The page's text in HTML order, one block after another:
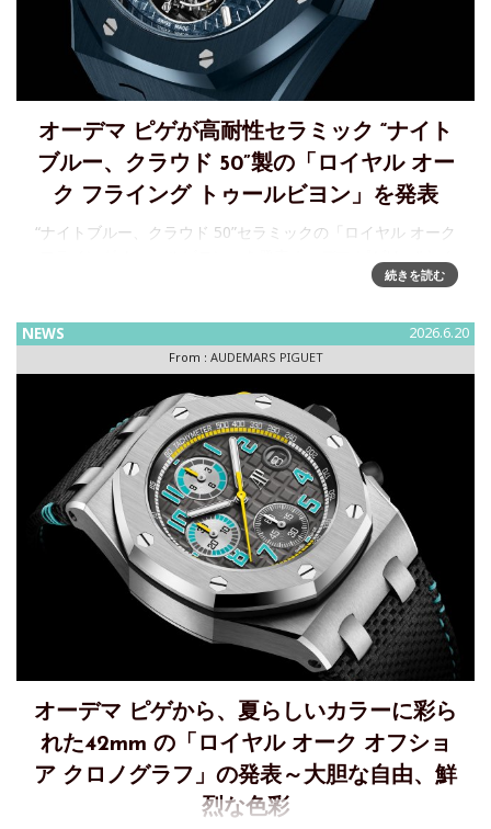
オーデマ ピゲが高耐性セラミック “ナイト
ブルー、クラウド 50”製の「ロイヤル オー
ク フライング トゥールビヨン」を発表
“ナイトブルー、クラウド 50”セラミックの「ロイヤル オーク
トブルー、クラウド 50”カラーのセラミックを採用した
続きを読む
NEWS 2026.6.20
From : AUDEMARS PIGUET
オーデマ ピゲから、夏らしいカラーに彩ら
れた42mm の「ロイヤル オーク オフショ
ア クロノグラフ」の発表～大胆な自由、鮮
烈な色彩